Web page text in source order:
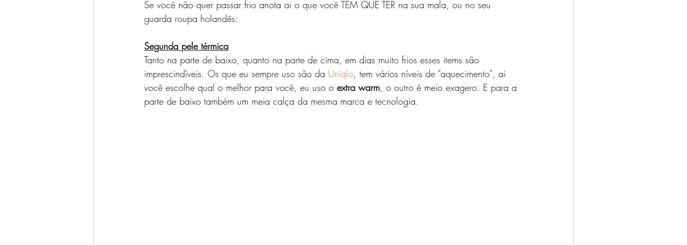
Se você não quer passar frio anota ai o que você TEM QUE TER na sua mala, ou no seu
guarda roupa holandês:
Segunda pele térmica
Tanto na parte de baixo, quanto na parte de cima, em dias muito frios esses items são
imprescindíveis. Os que eu sempre uso são da Uniqlo, tem vários níveis de "aquecimento", ai
você escolhe qual o melhor para você, eu uso o extra warm, o outro é meio exagero. E para a
parte de baixo também um meia calça da mesma marca e tecnologia.